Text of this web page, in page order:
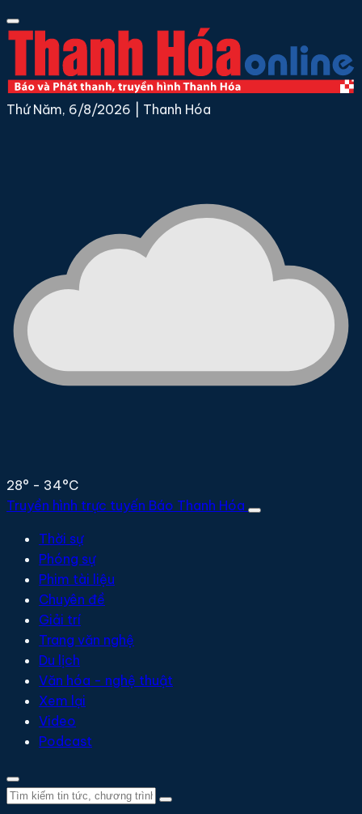
Thứ Năm, 6/8/2026 Thanh Hóa
28° - 34°C
Truyền hình trực tuyến Báo Thanh Hóa
Thời sự
Phóng sự
Phim tài liệu
Chuyên đề
Giải trí
Trang văn nghệ
Du lịch
Văn hóa - nghệ thuật
Xem lại
Video
Podcast